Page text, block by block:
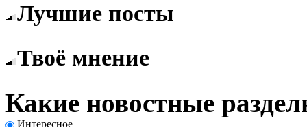
Лучшие посты
Твоё мнение
Какие новостные
Интересное